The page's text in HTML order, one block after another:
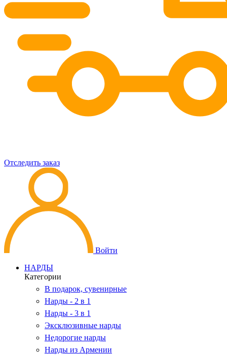
Отследить заказ
Войти
НАРДЫ
Категории
В подарок, сувенирные
Нарды - 2 в 1
Нарды - 3 в 1
Эксклюзивные нарды
Недорогие нарды
Нарды из Армении